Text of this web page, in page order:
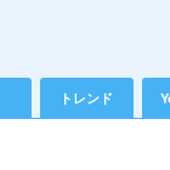
トレンド